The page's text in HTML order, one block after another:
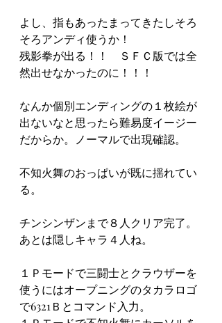
よし、指もあったまってきたしそろ
そろアンディ使うか！
残影拳が出る！！　ＳＦＣ版では全
然出せなかったのに！！！
なんか個別エンディングの１枚絵が
出ないなと思ったら難易度イージー
だからか。ノーマルで出現確認。
不知火舞のおっぱいが既に揺れてい
る。
チンシンザンまで８人クリア完了。
あとは隠しキャラ４人ね。
１Ｐモードで三闘士とクラウザーを
使うにはオープニングのタカラロゴ
で6321Ｂとコマンド入力。